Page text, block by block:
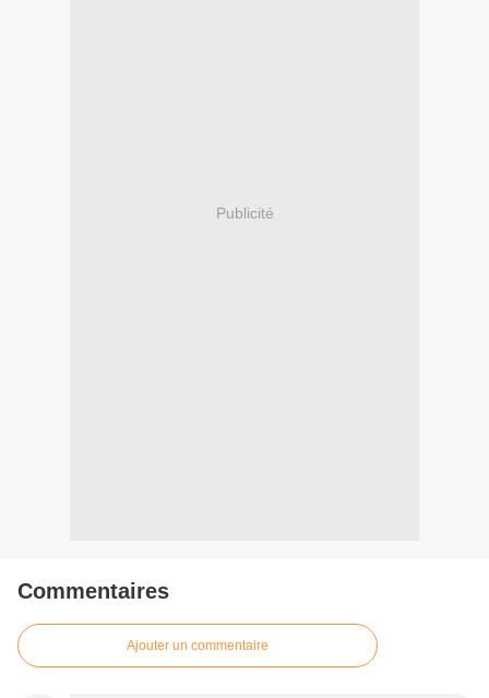
Publicité
Commentaires
Ajouter un commentaire